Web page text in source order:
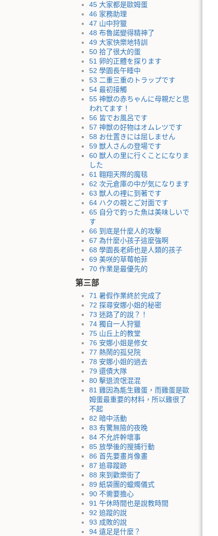
45 大家都是歐姆蛋
46 家務助理
47 山中狩獵
48 布魯諾變得精神了
49 大家快樂地特訓
50 拾了很大的蛋
51 卵的正體を探ります
52 學園長午睡中
53 二重三重のトラップです
54 最初接觸
55 神獣の赤ちゃんに母親だと思
われてます！
56 皆でお風呂です
57 神獣の好物はオムレツです
58 お仕置きには屈しません
59 獣人さんの登場です
60 獣人の里に行くことになりま
した
61 翱翔天際的魔毯
62 次元倉庫の中が気になります
63 獣人の裡に到著です
64 ハクの親とご対面です
65 自分で釣った魚は美味しいで
す
66 到底是什麼人的攻擊
67 為什麼小孩子這麼強啊
68 學園長老師也是人類的孩子
69 美咲的草莓帕菲
70 作業是最優先的
第三部
71 暑假作業終於完成了
72 探尋安娜小姐的秘密
73 迷路了的說？！
74 獨自一人狩獵
75 山丘上的教堂
76 安娜小姐是修女
77 熱鬧的孤兒院
78 安娜小姐的過去
79 還債大隊
80 擊退流氓混混
81 雞因為能生雞蛋，而雞蛋是歐
姆蛋最重要的材料，所以雞很了
不起
82 暗中活動
83 有驚無險的夜晚
84 不允許幹壞事
85 放學後的搜捕行動
86 首先要畫肖像畫
87 追尋蹤跡
88 來到歡樂街了
89 紙袋團的蠟燭儀式
90 不需要擔心
91 午休時間也是說教時間
92 追蹤的說
93 成敗的說
94 遠足是什麼？